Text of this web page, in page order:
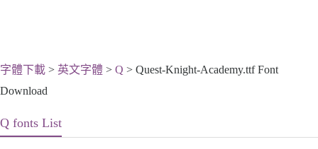
字體下載 > 英文字體 > Q > Quest-Knight-Academy.ttf Font
Download
Q fonts List